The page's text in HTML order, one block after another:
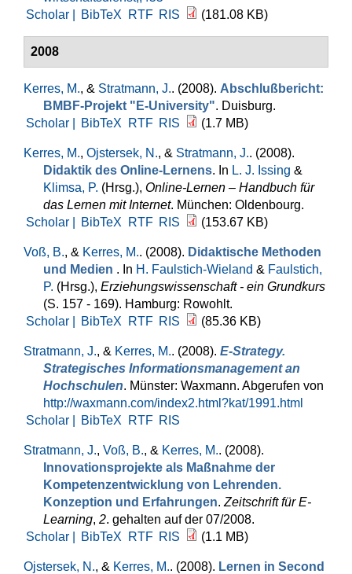
Scholar |
BibTeX RTF RIS (181.08 KB)
2008
Kerres, M., & Stratmann, J.. (2008). Abschlußbericht:
BMBF-Projekt "E-University". Duisburg.
Scholar |
BibTeX RTF RIS (1.7 MB)
Kerres, M., Ojstersek, N., & Stratmann, J.. (2008).
Didaktik des Online-Lernens. In L. J. Issing &
Klimsa, P. (Hrsg.), Online-Lernen – Handbuch für
das Lernen mit Internet. München: Oldenbourg.
Scholar |
BibTeX RTF RIS (153.67 KB)
Voß, B., & Kerres, M.. (2008). Didaktische Methoden
und Medien . In H. Faulstich-Wieland & Faulstich,
P. (Hrsg.), Erziehungswissenschaft - ein Grundkurs
(S. 157 - 169). Hamburg: Rowohlt.
Scholar |
BibTeX RTF RIS (85.36 KB)
Stratmann, J., & Kerres, M.. (2008). E-Strategy.
Strategisches Informationsmanagement an
Hochschulen. Münster: Waxmann. Abgerufen von
http://waxmann.com/index2.html?kat/1991.html
Scholar |
BibTeX RTF RIS
Stratmann, J., Voß, B., & Kerres, M.. (2008).
Innovationsprojekte als Maßnahme der
Kompetenzentwicklung von Lehrenden.
Konzeption und Erfahrungen. Zeitschrift für E-
Learning, 2. gehalten auf der 07/2008.
Scholar |
BibTeX RTF RIS (1.1 MB)
Ojstersek, N., & Kerres, M.. (2008). Lernen in Second